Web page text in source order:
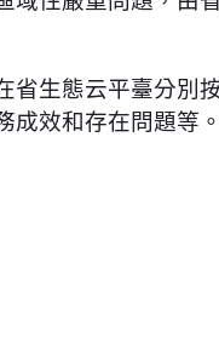
省生態云平臺分
效和存在問題